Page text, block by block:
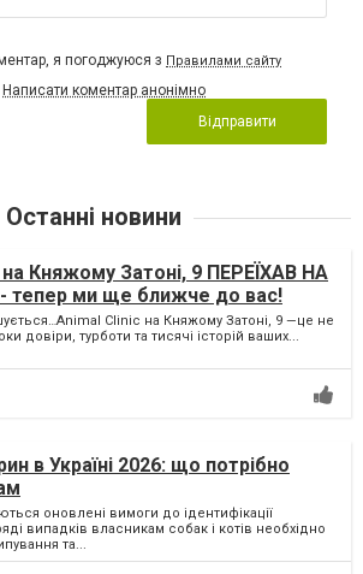
я погоджуюся з Правилами сайту
Написати коментар анонімно
Відправити
Останні новини
на Княжому Затоні, 9 ПЕРЕЇХАВ НА
ми ще ближче до вас!
Clinic на Княжому Затоні, 9 —це не
довіри, турботи та тисячі історій ваших...
в Україні 2026: що потрібно
оновлені вимоги до ідентифікації
випадків власникам собак і котів необхідно
та...